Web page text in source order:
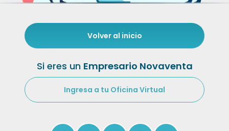
Volver al inicio
Si eres un Empresario Novaventa
Ingresa a tu Oficina Virtual